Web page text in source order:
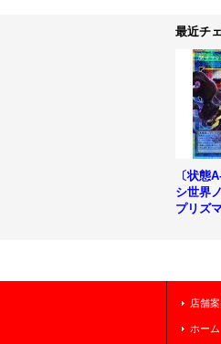
最近チ
〔状態
シ世界
プリズ
店舗
ホーム